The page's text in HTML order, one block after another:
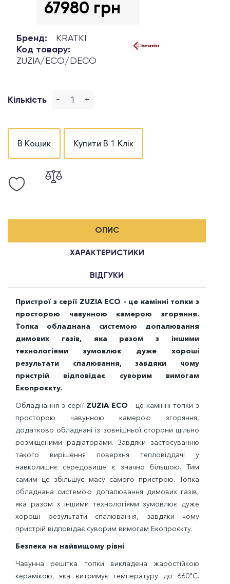
67980 грн
Бренд:
KRATKI
Код товару:
ZUZIA/ECO/DECO
Кількість - +
В Кошик Купити В 1 Клік
ОПИС
ХАРАКТЕРИСТИКИ
ВІДГУКИ
Пристрої з серії ZUZIA ECO - це камінні топки з
просторою чавунною камерою згоряння.
Топка обладнана системою допалювання
димових газів, яка разом з іншими
технологіями зумовлює дуже хороші
результати спалювання, завдяки чому
пристрій відповідає суворим вимогам
Екопроєкту.
Обладнання з серії ZUZIA ECO - це камінні топки з
просторою чавунною камерою згоряння,
додатково обладнані із зовнішньої сторони щільно
розміщеними радіаторами. Завдяки застосуванню
такого вирішення поверхня тепловіддачі у
навколишнє середовище є значно більшою. Тим
самим це збільшує масу самого пристрою. Топка
обладнана системою допалювання димових газів,
яка разом з іншими технологіями зумовлює дуже
хороші результати спалювання, завдяки чому
пристрій відповідає суворим вимогам Екопроєкту.
Безпека на найвищому рівні
Чавунна решітка топки викладена жаростійкою
керамікою, яка витримує температуру до 660°C.